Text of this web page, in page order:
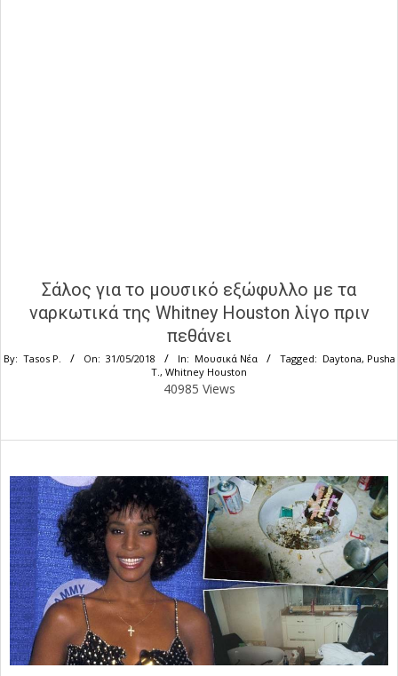
Σάλος για το μουσικό εξώφυλλο με τα
ναρκωτικά της Whitney Houston λίγο πριν
πεθάνει
By: Tasos P. On: 31/05/2018 In: Μουσικά Νέα Tagged: Daytona, Pusha
T., Whitney Houston
40985 Views